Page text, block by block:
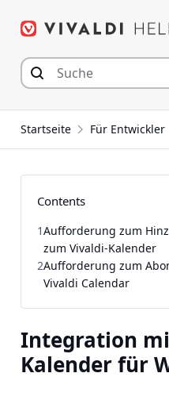
Inhalt
Startseite Für Entwickler
Integration
Kalender für
Contents
1Aufforderung zum
zum Vivaldi-Kalender
2Aufforderung zum
Vivaldi Calendar